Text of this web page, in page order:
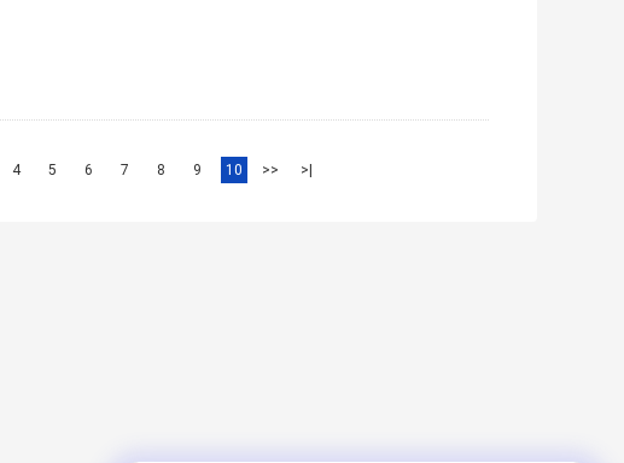
4 5 6 7 8 9 10 >> >|